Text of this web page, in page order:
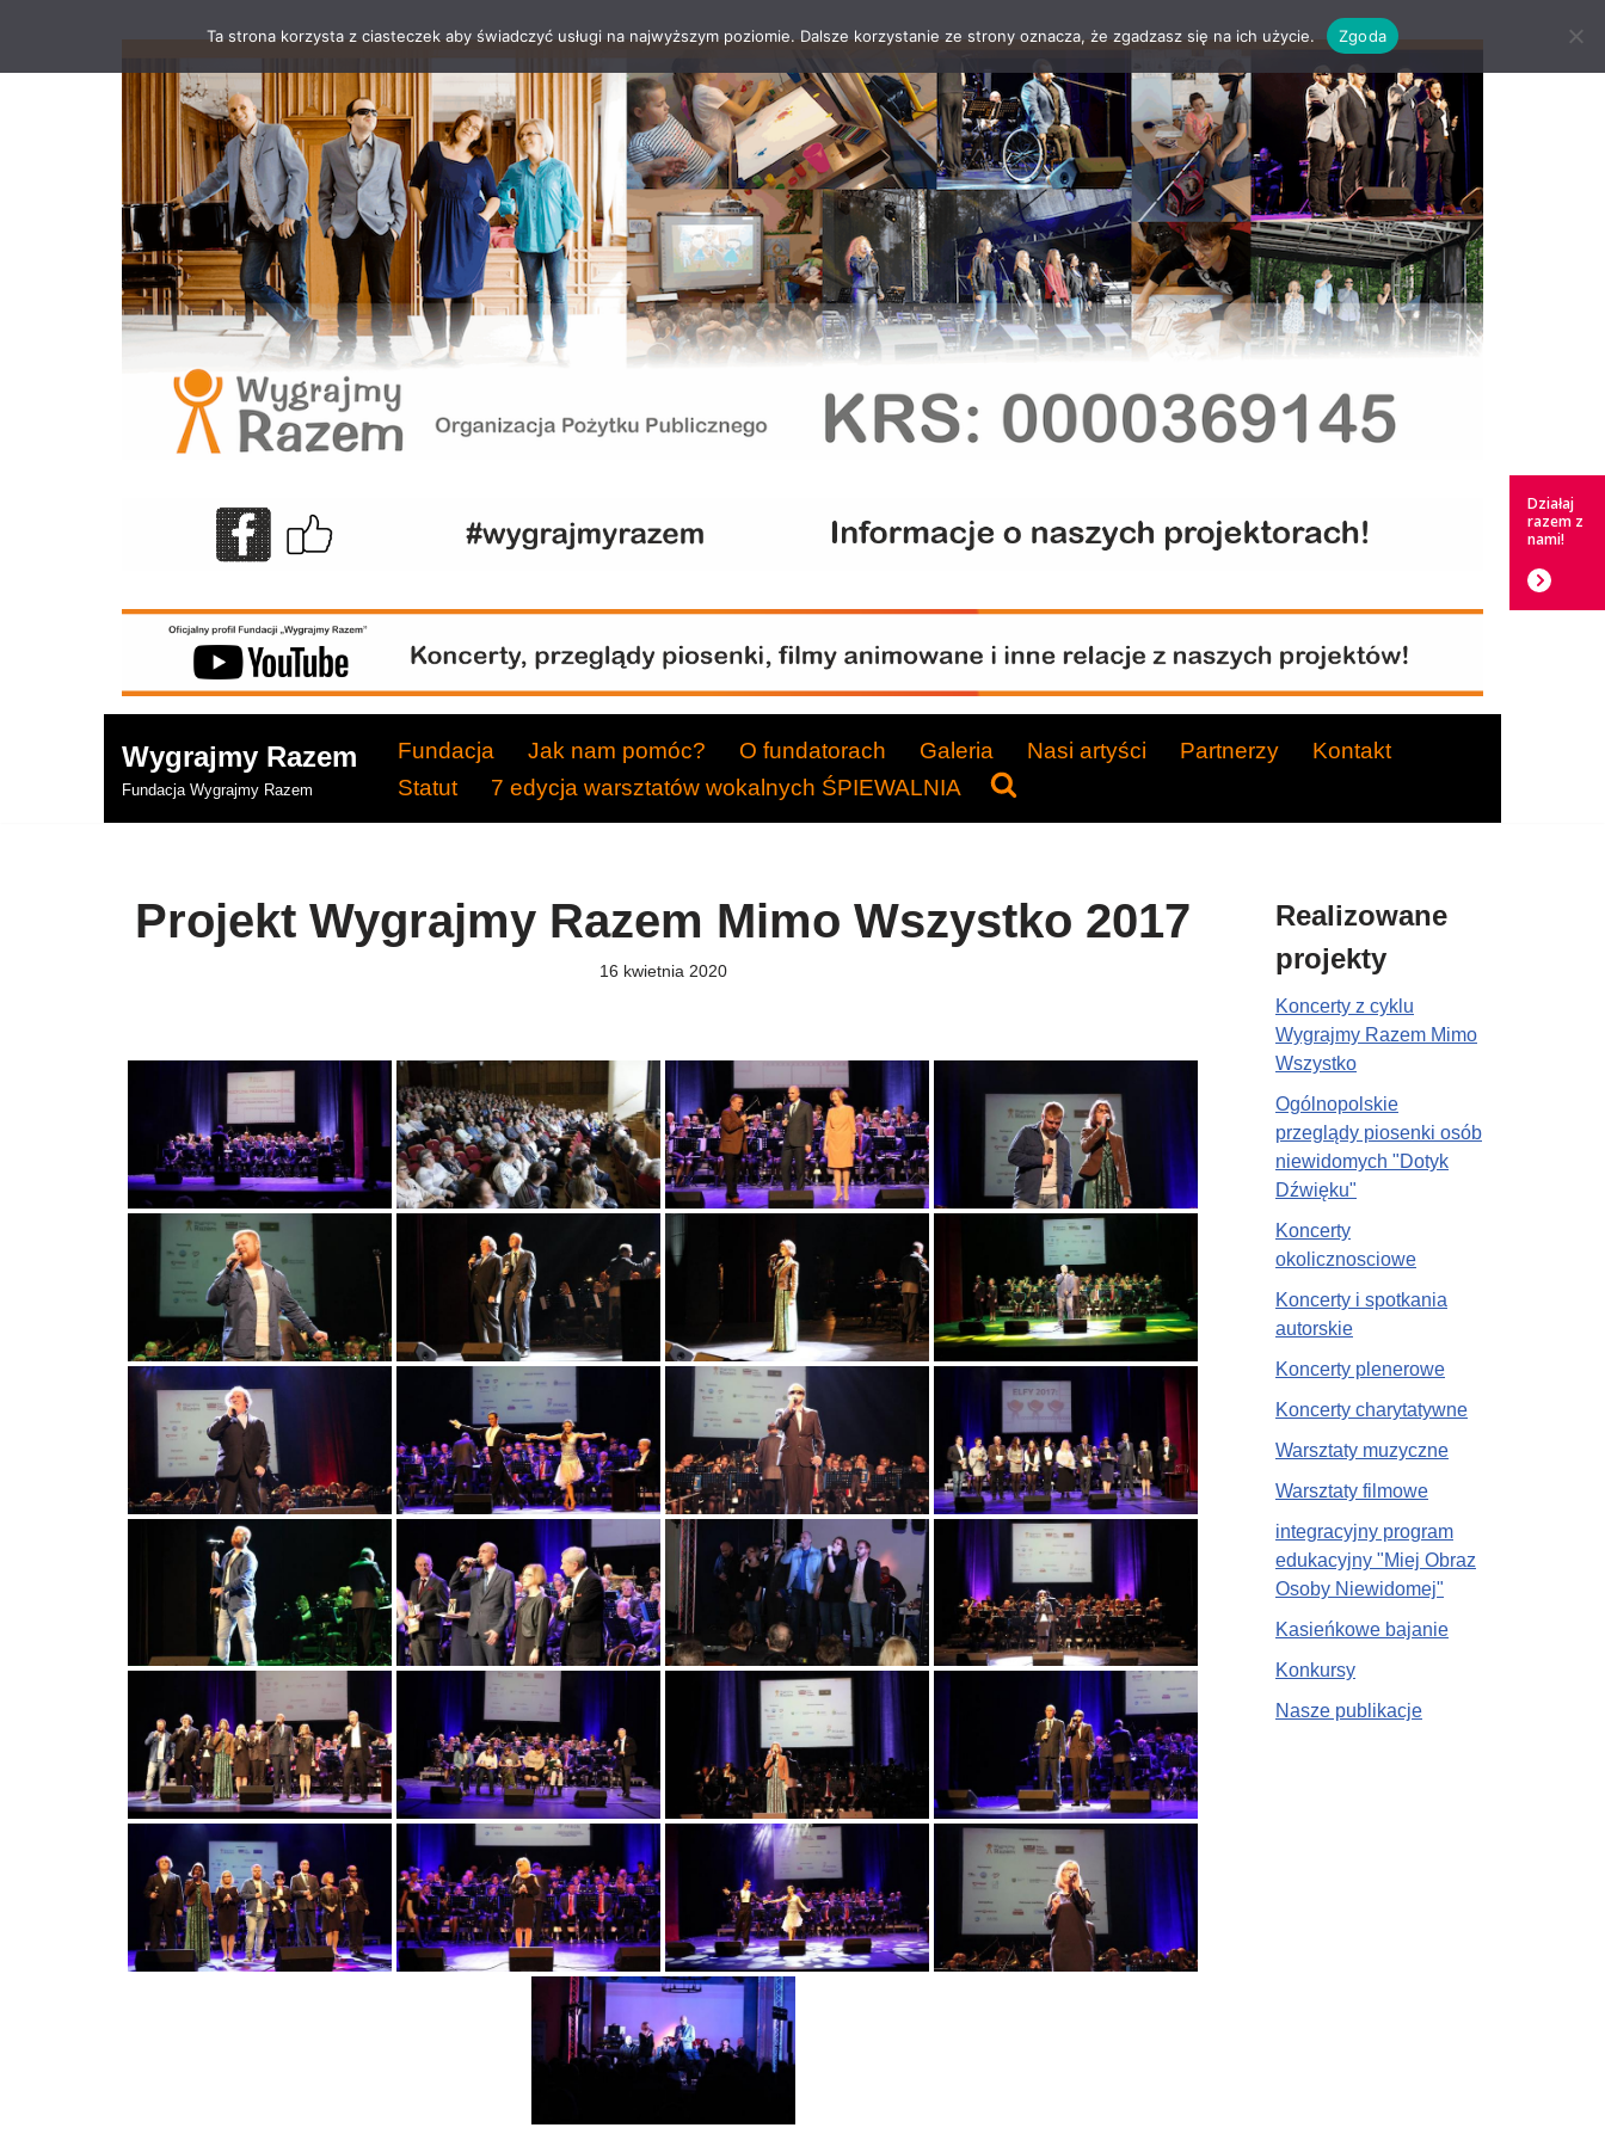
Wygrajmy Razem
Fundacja Wygrajmy Razem
Fundacja Jak nam pomóc? O fundatorach Galeria Nasi artyści Partnerzy
Kontakt
Statut
7 edycja warsztatów wokalnych ŚPIEWALNIA
Projekt Wygrajmy Razem Mimo Wszystko 2017
16 kwietnia 2020
Realizowane
projekty
Koncerty z cyklu
Wygrajmy Razem Mimo
Wszystko
Ogólnopolskie
przeglądy piosenki osób
niewidomych "Dotyk
Dźwięku"
Koncerty
okolicznosciowe
Koncerty i spotkania
autorskie
Koncerty plenerowe
Koncerty charytatywne
Warsztaty muzyczne
Warsztaty filmowe
integracyjny program
edukacyjny "Miej Obraz
Osoby Niewidomej"
Kasieńkowe bajanie
Konkursy
Nasze publikacje
Ta strona korzysta z ciasteczek aby świadczyć usługi na najwyższym poziomie. Dalsze korzystanie ze strony oznacza, że zgadzasz się na ich użycie. Zgoda
Działaj
razem z
nami!